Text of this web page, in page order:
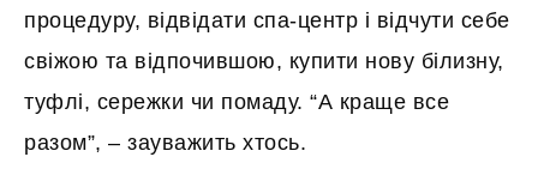
процедуру, відвідати спа-центр і відчути себе
свіжою та відпочившою, купити нову білизну,
туфлі, сережки чи помаду. “А краще все
разом”, – зауважить хтось.